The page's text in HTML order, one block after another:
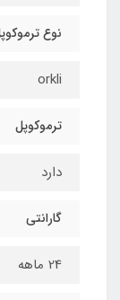
نوع
orkli
ترموکوپل
دارد
گارانتی
24 ماهه